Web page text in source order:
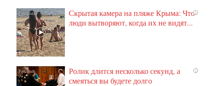
i
Скрытая камера на пляже Крыма: Что
люди вытворяют, когда их не видят...
i
Ролик длится несколько секунд, а
смеяться вы будете долго